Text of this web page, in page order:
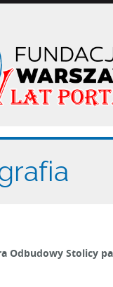
Odbudowy Stolicy